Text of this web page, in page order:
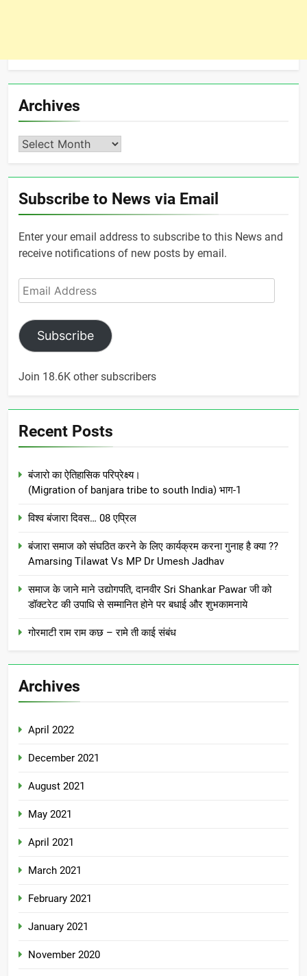
Archives
Archives
Subscribe to News via Email
Enter your email address to subscribe to this News and
receive notifications of new posts by email.
Email
Address
Subscribe
Join 18.6K other subscribers
Recent Posts
बंजारो का ऐतिहासिक परिप्रेक्ष्य।
(Migration of banjara tribe to south India) भाग-1
विश्व बंजारा दिवस… 08 एप्रिल
बंजारा समाज को संघठित करने के लिए कार्यक्रम करना गुनाह है क्या ??
Amarsing Tilawat Vs MP Dr Umesh Jadhav
समाज के जाने माने उद्योगपति, दानवीर Sri Shankar Pawar जी को
डॉक्टरेट की उपाधि से सम्मानित होने पर बधाई और शुभकामनाये
गोरमाटी राम राम कछ – रामे ती काई संबंध
Archives
April 2022
December 2021
August 2021
May 2021
April 2021
March 2021
February 2021
January 2021
November 2020